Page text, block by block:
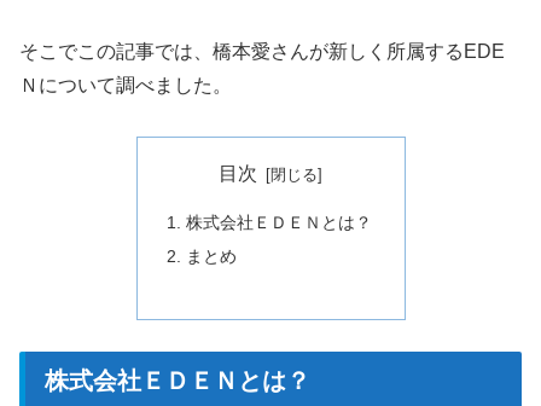
そこでこの記事では、橋本愛さんが新しく所属するEDE
Ｎについて調べました。
目次
株式会社ＥＤＥＮとは？
まとめ
株式会社ＥＤＥＮとは？